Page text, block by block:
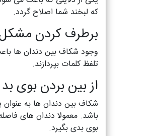
که لبخند شما اصلاح گردد.
برطرف کردن
وجود شکاف بین دندان ها
تلفظ کلمات بپردازند.
از بین بردن بوی
شکاف بین دندان ها به
باشد. معمولا دندان های
بوی بدی بگیرد.